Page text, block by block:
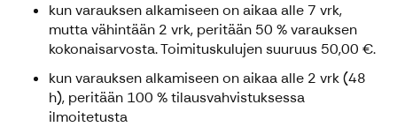
kun varauksen alkamiseen on aikaa alle 7 vrk,
mutta vähintään 2 vrk, peritään 50 % varauksen
kokonaisarvosta. Toimituskulujen suuruus 50,00 €.
kun varauksen alkamiseen on aikaa alle 2 vrk (48
h), peritään 100 % tilausvahvistuksessa
ilmoitetusta